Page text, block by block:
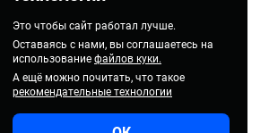
Это чтобы сайт работал лучше.
Оставаясь с нами, вы соглашаетесь на
использование файлов куки.
А ещё можно почитать, что такое
рекомендательные технологии
статьи!